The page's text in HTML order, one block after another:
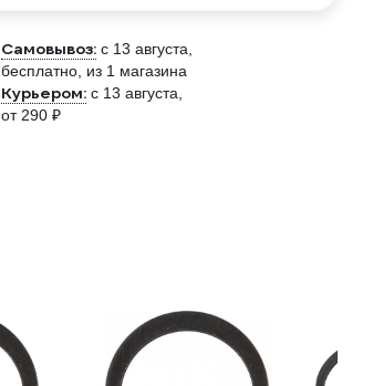
Самовывоз: c 13 августа,
бесплатно , из 1 магазина
Курьером: c 13 августа,
от 290 ₽